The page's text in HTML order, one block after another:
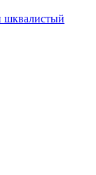
шквалистый